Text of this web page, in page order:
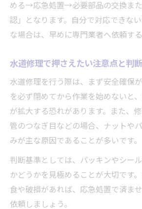
水道修理でよく使う補修
シングルレバー蛇口の水
費用を抑える水道修理の判断基
水道修理の費用相場と抑え
水道修理依頼前に費用比
自分でできる水道修理と
水道修理費用の明細確認
水道修理を依頼する前にすべ
水道修理依頼前の現状確
める→応急処置→必要部品の交換ま
認」となります。自分で対応できな
な場合は、早めに専門業者へ依頼する
水道修理で押さえたい注意点と判
水道修理を行う際は、まず安全確保
を必ず閉めてから作業を始めないと
が拡大する恐れがあります。また、
管のつなぎ目などの場合、ナットや
みが主な原因であることが多いです。
判断基準としては、パッキンやシー
かどうかを見極めることが大切です
食や破損があれば、応急処置で済ま
依頼しましょう。